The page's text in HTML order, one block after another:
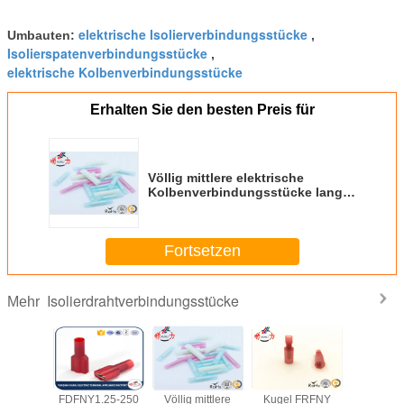
Umbauten: elektrische Isolierverbindungsstücke ,
Isolierspatenverbindungsstücke ,
elektrische Kolbenverbindungsstücke
Erhalten Sie den besten Preis für
Völlig mittlere elektrische
Kolbenverbindungsstücke lange
Fortsetzen
Mehr Isolierdrahtverbindungsstücke
FDFNY1.25-250 Völlig mittlere Kugel FRFNY